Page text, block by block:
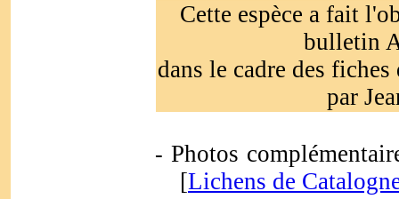
Cette espèce a fait
bulletin
dans le cadre des
par
- Photos
[Lichens de